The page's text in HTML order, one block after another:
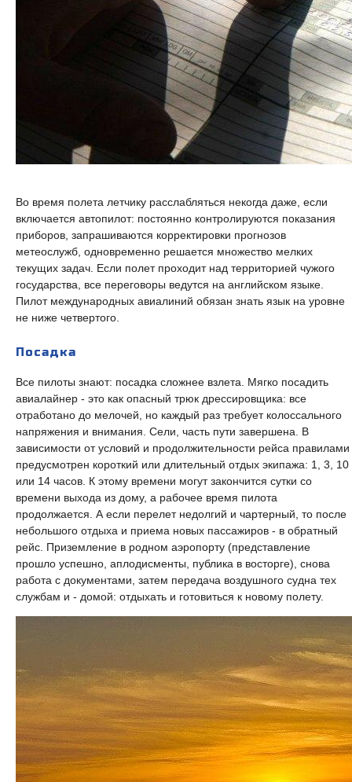
Во время полета летчику расслабляться некогда даже, если
включается автопилот: постоянно контролируются показания
приборов, запрашиваются корректировки прогнозов
метеослужб, одновременно решается множество мелких
текущих задач. Если полет проходит над территорией чужого
государства, все переговоры ведутся на английском языке.
Пилот международных авиалиний обязан знать язык на уровне
не ниже четвертого.
Посадка
Все пилоты знают: посадка сложнее взлета. Мягко посадить
авиалайнер - это как опасный трюк дрессировщика: все
отработано до мелочей, но каждый раз требует колоссального
напряжения и внимания. Сели, часть пути завершена. В
зависимости от условий и продолжительности рейса правилами
предусмотрен короткий или длительный отдых экипажа: 1, 3, 10
или 14 часов. К этому времени могут закончится сутки со
времени выхода из дому, а рабочее время пилота
продолжается. А если перелет недолгий и чартерный, то после
небольшого отдыха и приема новых пассажиров - в обратный
рейс. Приземление в родном аэропорту (представление
прошло успешно, аплодисменты, публика в восторге), снова
работа с документами, затем передача воздушного судна тех
службам и - домой: отдыхать и готовиться к новому полету.